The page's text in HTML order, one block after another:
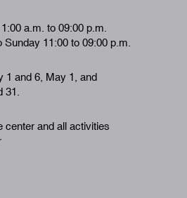
a.m. to 09:00 p.m.
11:00 to 09:00 p.m.
1 and 6, May 1, and
center and all activities